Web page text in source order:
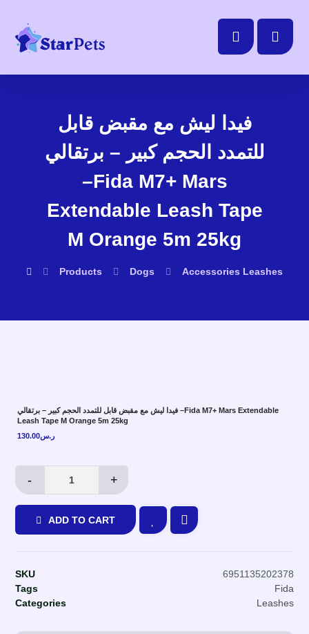
فيدا ليش مع مقبض قابل
للتمدد الحجم كبير – برتقالي
–Fida M7+ Mars
Extendable Leash Tape
M Orange 5m 25kg
Products Dogs Accessories Leashes
فيدا ليش مع مقبض قابل للتمدد الحجم كبير – برتقالي –Fida M7+ Mars Extendable
Leash Tape M Orange 5m 25kg
ر.س130.00
- +
ADD TO CART
SKU
6951135202378
Tags
Fida
Categories
Leashes